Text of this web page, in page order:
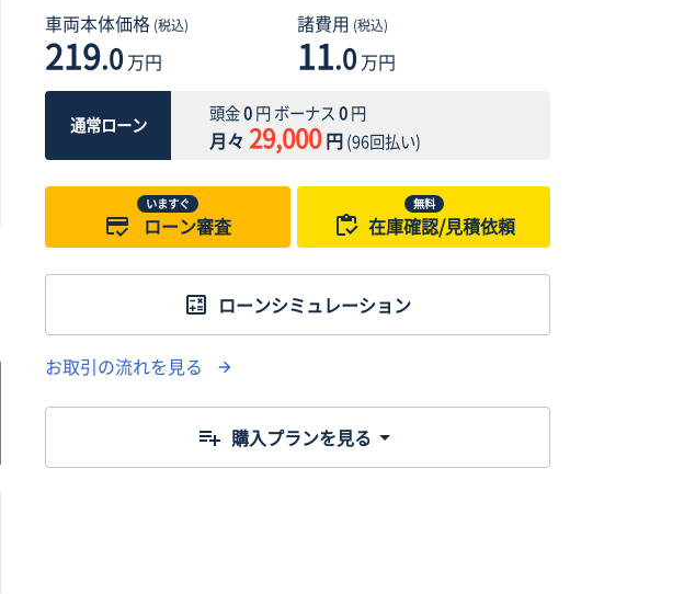
車両本体価格(税込)
219.0 万円
諸費用 (税込)
11.0万円
通常ローン 頭金0円 ボーナス0円
月々 29,000円(96回払い)
いますぐ
ローン審査
無料
在庫確認/見積依頼
ローンシミュレーション
お取引の流れを見る
購入プランを見る